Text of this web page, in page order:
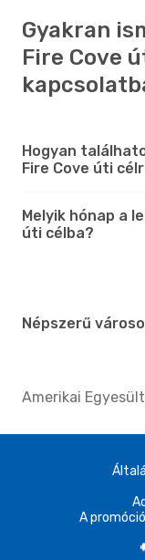
Gyakran
Fire Cove
Hogyan
Fire Cove úti
Melyik hónap a
úti célba?
Népszerű
Amerikai
A